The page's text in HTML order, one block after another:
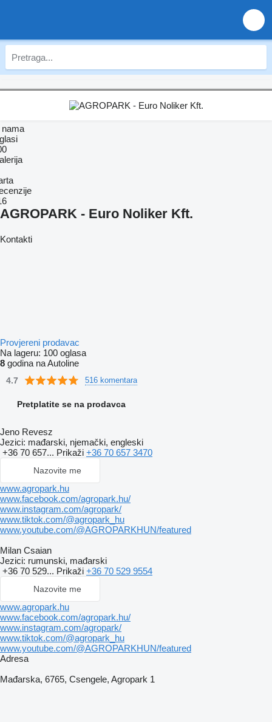
AGROPARK - Euro Noliker Kft.
Kontakti
Provjereni prodavac
Na lageru: 100 oglasa
8 godina na Autoline
4.7 516 komentara
Pretplatite se na prodavca
Jeno Revesz
Jezici: mađarski, njemački, engleski
+36 70 657... Prikaži +36 70 657 3470
Nazovite me
www.agropark.hu
www.facebook.com/agropark.hu/
www.instagram.com/agropark/
www.tiktok.com/@agropark_hu
www.youtube.com/@AGROPARKHUN/featured
Milan Csaian
Jezici: rumunski, mađarski
+36 70 529... Prikaži +36 70 529 9554
Nazovite me
www.agropark.hu
www.facebook.com/agropark.hu/
www.instagram.com/agropark/
www.tiktok.com/@agropark_hu
www.youtube.com/@AGROPARKHUN/featured
Adresa
Mađarska, 6765, Csengele, Agropark 1